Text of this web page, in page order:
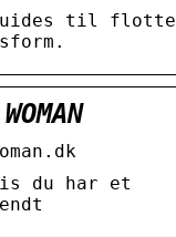
til flotte
du har et